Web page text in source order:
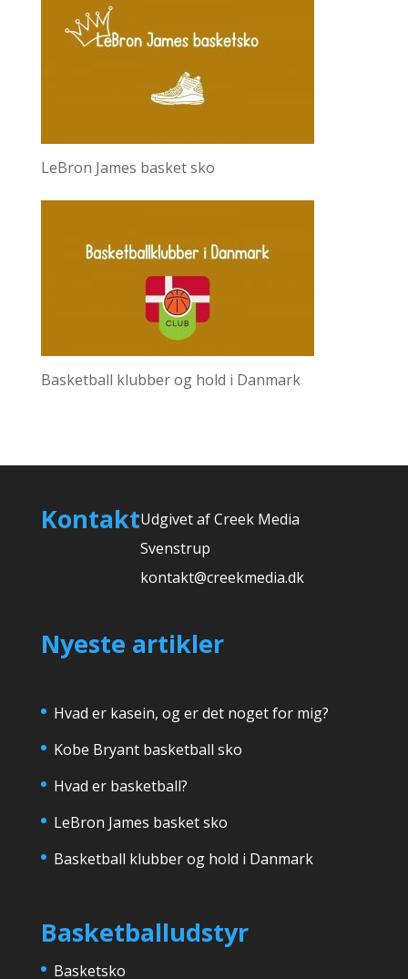
LeBron James basket sko
Basketball klubber og hold i Danmark
KontaktUdgivet af Creek Media
Svenstrup
kontakt@creekmedia.dk
Nyeste artikler
Hvad er kasein, og er det noget for mig?
Kobe Bryant basketball sko
Hvad er basketball?
LeBron James basket sko
Basketball klubber og hold i Danmark
Basketballudstyr
Basketsko